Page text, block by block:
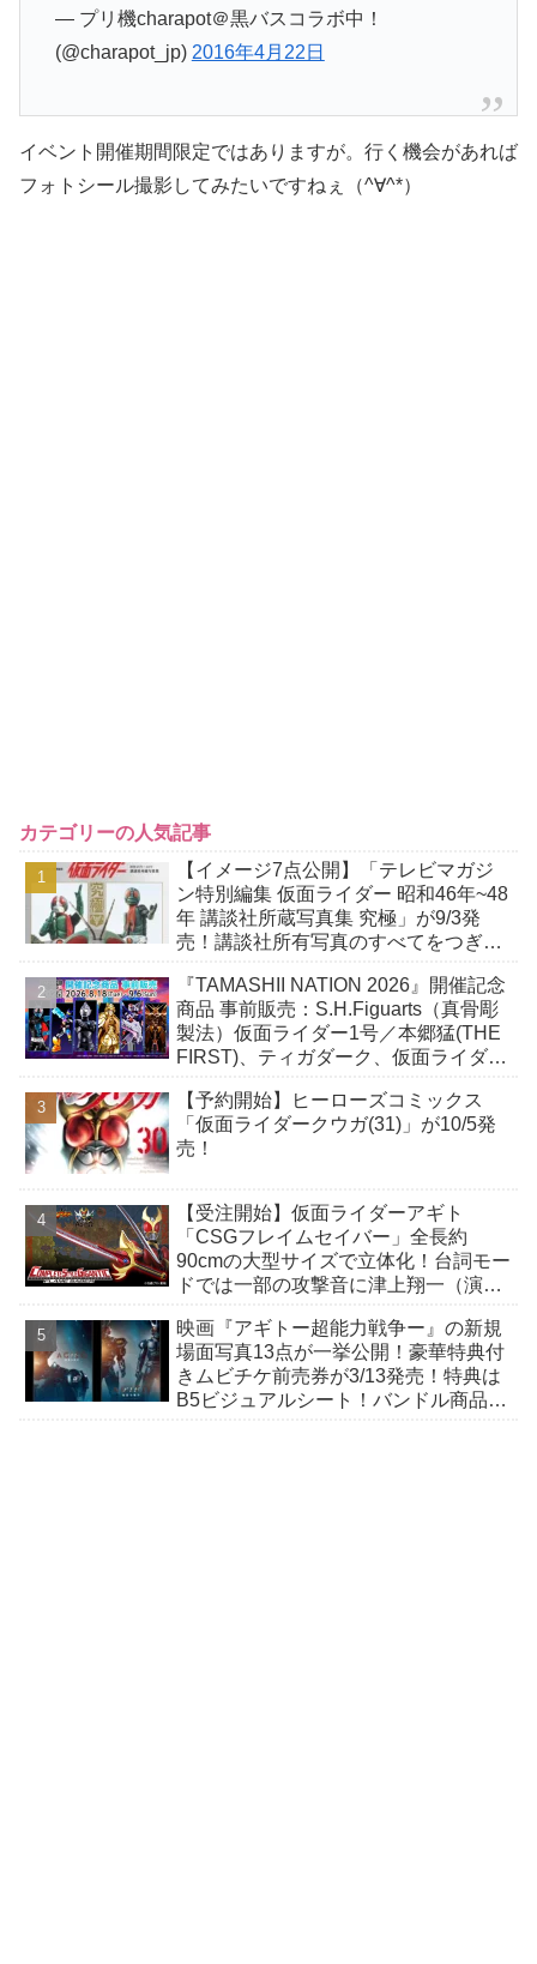
— プリ機charapot＠黒バスコラボ中！
(@charapot_jp) 2016年4月22日
イベント開催期間限定ではありますが。行く機会があれば
フォトシール撮影してみたいですねぇ（^∀^*）
カテゴリーの人気記事
【イメージ7点公開】「テレビマガジ
ン特別編集 仮面ライダー 昭和46年~48
年 講談社所蔵写真集 究極」が9/3発
売！講談社所有写真のすべてをつぎ込
『TAMASHII NATION 2026』開催記念
商品 事前販売：S.H.Figuarts（真骨彫
製法）仮面ライダー1号／本郷猛(THE
FIRST)、ティガダーク、仮面ライダー
【予約開始】ヒーローズコミックス
「仮面ライダークウガ(31)」が10/5発
売！
【受注開始】仮面ライダーアギト
「CSGフレイムセイバー」全長約
90cmの大型サイズで立体化！台詞モー
ドでは一部の攻撃音に津上翔一（演：
映画『アギトー超能力戦争ー』の新規
場面写真13点が一挙公開！豪華特典付
きムビチケ前売券が3/13発売！特典は
B5ビジュアルシート！バンドル商品付